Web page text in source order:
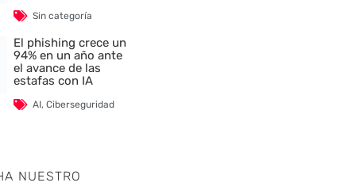
Sin categoría
El phishing crece un
94% en un año ante
el avance de las
estafas con IA
AI,Ciberseguridad
NUESTRO